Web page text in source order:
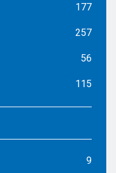
177
257
56
115
9